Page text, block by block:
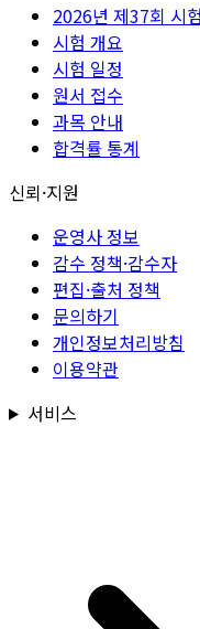
2026년 제37회 시험
시험 개요
시험 일정
원서 접수
과목 안내
합격률 통계
신뢰·지원
운영사 정보
감수 정책·감수자
편집·출처 정책
문의하기
개인정보처리방침
이용약관
서비스